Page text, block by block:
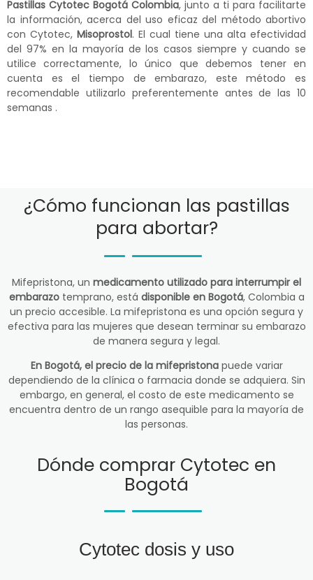
Pastillas Cytotec Bogotá Colombia, junto a ti para facilitarte
la información, acerca del uso eficaz del método abortivo
con Cytotec, Misoprostol. El cual tiene una alta efectividad
del 97% en la mayoría de los casos siempre y cuando se
utilice correctamente, lo único que debemos tener en
cuenta es el tiempo de embarazo, este método es
recomendable utilizarlo preferentemente antes de las 10
semanas .
¿Cómo funcionan las pastillas
para abortar?
Mifepristona, un medicamento utilizado para interrumpir el
embarazotemprano, está disponible en Bogotá, Colombia a
un precio accesible. La mifepristona es una opción segura y
efectiva para las mujeres que desean terminar su embarazo
de manera segura y legal.
En Bogotá, el precio de la mifepristonapuede variar
dependiendo de la clínica o farmacia donde se adquiera. Sin
embargo, en general, el costo de este medicamento se
encuentra dentro de un rango asequible para la mayoría de
las personas.
Dónde comprar Cytotec en
Bogotá
Cytotec dosis y uso